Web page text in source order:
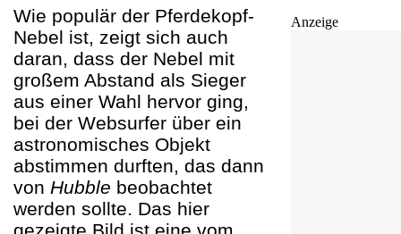
Anzeige
Wie populär der Pferdekopf-
Nebel ist, zeigt sich auch
daran, dass der Nebel mit
großem Abstand als Sieger
aus einer Wahl hervor ging,
bei der Websurfer über ein
astronomisches Objekt
abstimmen durften, das dann
von Hubble beobachtet
werden sollte. Das hier